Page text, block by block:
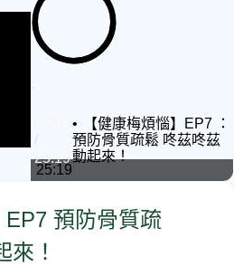
/
25:19
【健康梅煩惱】EP7 ：
預防骨質疏鬆 咚茲咚茲
動起來！
25:19
EP7 預防骨質疏
來！